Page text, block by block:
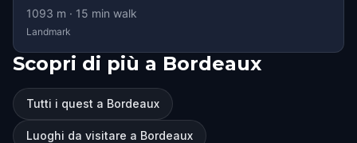
1093 m · 15 min walk
Landmark
Scopri di più a Bordeaux
Tutti i quest a Bordeaux
Luoghi da visitare a Bordeaux